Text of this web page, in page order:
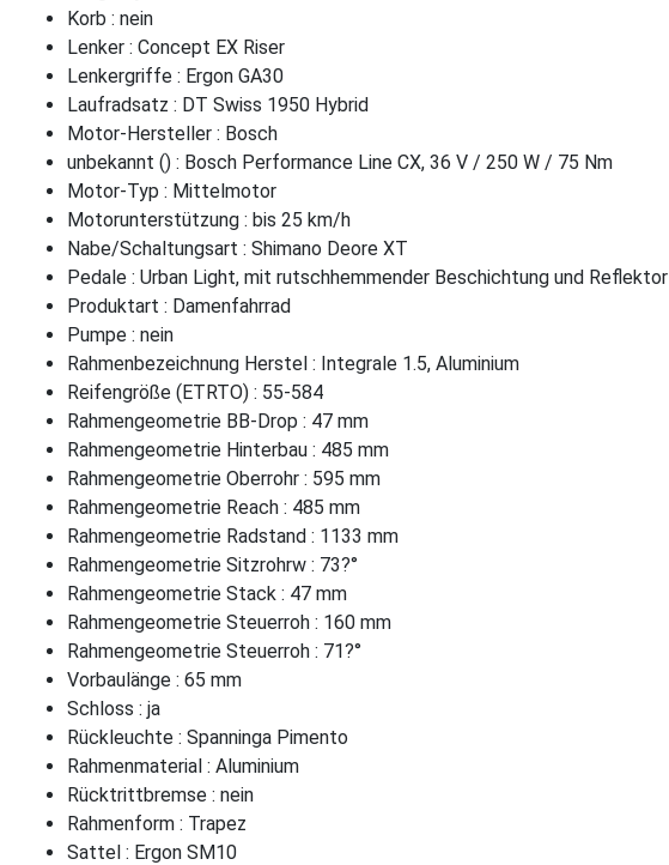
Korb : nein
Lenker : Concept EX Riser
Lenkergriffe : Ergon GA30
Laufradsatz : DT Swiss 1950 Hybrid
Motor-Hersteller : Bosch
unbekannt () : Bosch Performance Line CX, 36 V / 250 W / 75 Nm
Motor-Typ : Mittelmotor
Motorunterstützung : bis 25 km/h
Nabe/Schaltungsart : Shimano Deore XT
Pedale : Urban Light, mit rutschhemmender Beschichtung und Reflektor
Produktart : Damenfahrrad
Pumpe : nein
Rahmenbezeichnung Herstel : Integrale 1.5, Aluminium
Reifengröße (ETRTO) : 55-584
Rahmengeometrie BB-Drop : 47 mm
Rahmengeometrie Hinterbau : 485 mm
Rahmengeometrie Oberrohr : 595 mm
Rahmengeometrie Reach : 485 mm
Rahmengeometrie Radstand : 1133 mm
Rahmengeometrie Sitzrohrw : 73?°
Rahmengeometrie Stack : 47 mm
Rahmengeometrie Steuerroh : 160 mm
Rahmengeometrie Steuerroh : 71?°
Vorbaulänge : 65 mm
Schloss : ja
Rückleuchte : Spanninga Pimento
Rahmenmaterial : Aluminium
Rücktrittbremse : nein
Rahmenform : Trapez
Sattel : Ergon SM10